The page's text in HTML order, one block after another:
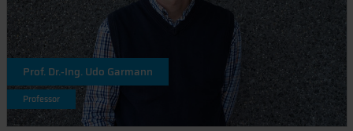
Prof. Dr.-Ing. Udo Garmann
Professor